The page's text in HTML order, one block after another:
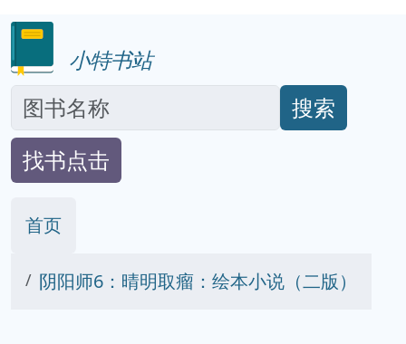
小特书站
搜索
找书点击
首页
阴阳师6：晴明取瘤：绘本小说（二版）